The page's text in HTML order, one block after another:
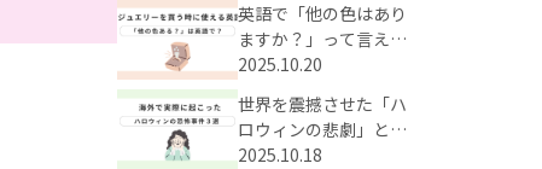
英語で「他の色はあり
ますか？」って言え
る？海外のジュエリー
フレーズまとめ
2025.10.20
世界を震撼させた「ハ
ロウィンの悲劇」と
は？海外で実際にあっ
2025.10.18